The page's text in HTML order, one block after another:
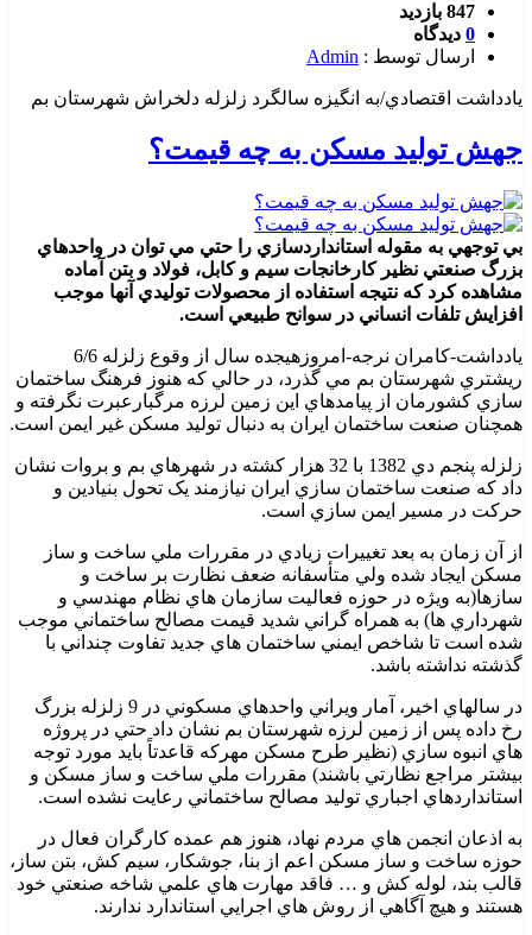
847 بازدید
0 دیدگاه
ارسال توسط : Admin
يادداشت اقتصادي/به انگيزه سالگرد زلزله دلخراش شهرستان بم
جهش تولید مسکن به چه قیمت؟
بي توجهي به مقوله استانداردسازي را حتي مي توان در واحدهاي
بزرگ صنعتي نظير کارخانجات سيم و کابل، فولاد و بتن آماده
مشاهده کرد که نتيجه استفاده از محصولات توليدي آنها موجب
افزايش تلفات انساني در سوانح طبيعي است.
یادداشت-کامران نرجه-امروزهيجده سال از وقوع زلزله 6/6
ريشتري شهرستان بم مي گذرد، در حالي که هنوز فرهنگ ساختمان
سازي کشورمان از پيامدهاي اين زمين لرزه مرگبارعبرت نگرفته و
همچنان صنعت ساختمان ايران به دنبال توليد مسکن غير ايمن است.
زلزله پنجم دي 1382 با 32 هزار کشته در شهرهاي بم و بروات نشان
داد که صنعت ساختمان سازي ايران نيازمند يک تحول بنيادين و
حرکت در مسير ايمن سازي است.
از آن زمان به بعد تغييرات زيادي در مقررات ملي ساخت و ساز
مسکن ايجاد شده ولي متأسفانه ضعف نظارت بر ساخت و
سازها(به ويژه در حوزه فعاليت سازمان هاي نظام مهندسي و
شهرداري ها) به همراه گراني شديد قيمت مصالح ساختماني موجب
شده است تا شاخص ايمني ساختمان هاي جديد تفاوت چنداني با
گذشته نداشته باشد.
در سالهاي اخير، آمار ويراني واحدهاي مسکوني در 9 زلزله بزرگ
رخ داده پس از زمين لرزه شهرستان بم نشان داد حتي در پروژه
هاي انبوه سازي (نظير طرح مسکن مهرکه قاعدتاً بايد مورد توجه
بيشتر مراجع نظارتي باشند) مقررات ملي ساخت و ساز مسکن و
استانداردهاي اجباري توليد مصالح ساختماني رعايت نشده است.
به اذعان انجمن هاي مردم نهاد، هنوز هم عمده کارگران فعال در
حوزه ساخت و ساز مسکن اعم از بنا، جوشکار، سيم کش، بتن ساز،
قالب بند، لوله کش و … فاقد مهارت هاي علمي شاخه صنعتي خود
هستند و هيچ آگاهي از روش هاي اجرايي استاندارد ندارند.